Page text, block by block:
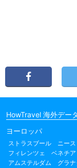
HowTravel 海外デー
ヨーロッパ
ストラスブール ニース
フィレンツェ
ベネチア
アムステルダム
グラ